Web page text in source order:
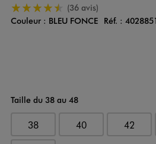
4.5/5 de moyenne
(36 avis)
Couleur
Couleur : BLEU FONCE Réf. :
Taille du 38 au 48
38 40 42